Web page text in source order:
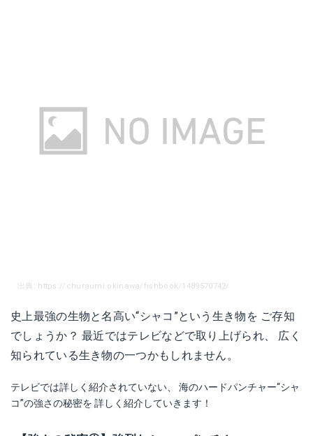
出典: https://churaumi.okinawa/fishbook/1489570742/
史上最強の生物と名高い“シャコ”という生き物を ご存知
でしょうか？ 最近ではテレビなどで取り上げられ、 広く
知られている生き物の一つかもしれません。
テレビでは詳しく紹介されていない、 海のハードパンチャー“シャ
コ”の強さの秘密を 詳しく紹介していきます！